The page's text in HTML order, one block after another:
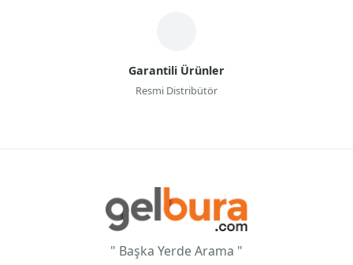
Garantili Ürünler
Resmi Distribütör
" Başka Yerde Arama "